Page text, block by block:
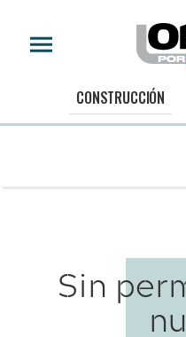
CONSTRUCCIÓN
Sin